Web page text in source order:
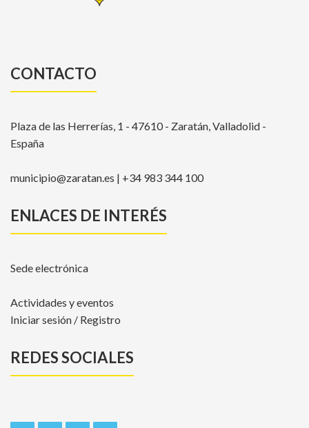
CONTACTO
Plaza de las Herrerías, 1 - 47610 - Zaratán, Valladolid -
España
municipio@zaratan.es | +34 983 344 100
ENLACES DE INTERÉS
Sede electrónica
Actividades y eventos
Iniciar sesión / Registro
REDES SOCIALES